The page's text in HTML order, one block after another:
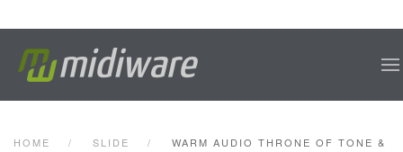
HOME SLIDE
WARM AUDIO THRONE OF TONE &